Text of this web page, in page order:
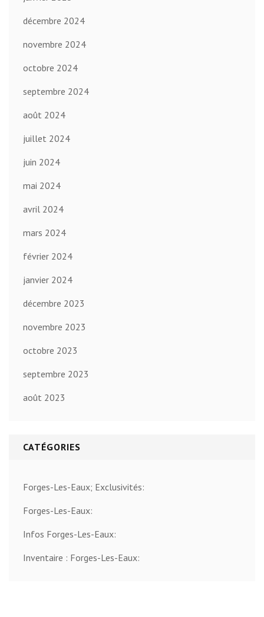
décembre 2024
novembre 2024
octobre 2024
septembre 2024
août 2024
juillet 2024
juin 2024
mai 2024
avril 2024
mars 2024
février 2024
janvier 2024
décembre 2023
novembre 2023
octobre 2023
septembre 2023
août 2023
CATÉGORIES
Forges-Les-Eaux; Exclusivités:
Forges-Les-Eaux:
Infos Forges-Les-Eaux:
Inventaire : Forges-Les-Eaux: